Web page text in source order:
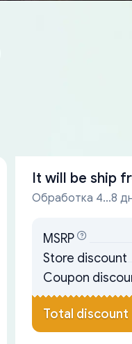
It will be ship
Обработка 4...8
MSRP
Store discount
Coupon
Total discount